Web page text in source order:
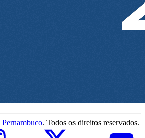
. Todos os direitos reservados.